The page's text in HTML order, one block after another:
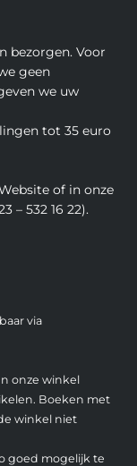
bezorgen. Voor
geen
we uw
tot 35 euro
of in onze
– 532 16 22).
via
onze winkel
Boeken met
winkel niet
goed mogelijk te